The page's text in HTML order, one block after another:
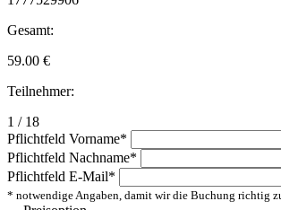
Gesamt:
59.00 €
Teilnehmer:
1 / 18
Pflichtfeld Vorname*
Pflichtfeld Nachname*
Pflichtfeld E-Mail*
* notwendige Angaben, damit wir die Buchung richtig